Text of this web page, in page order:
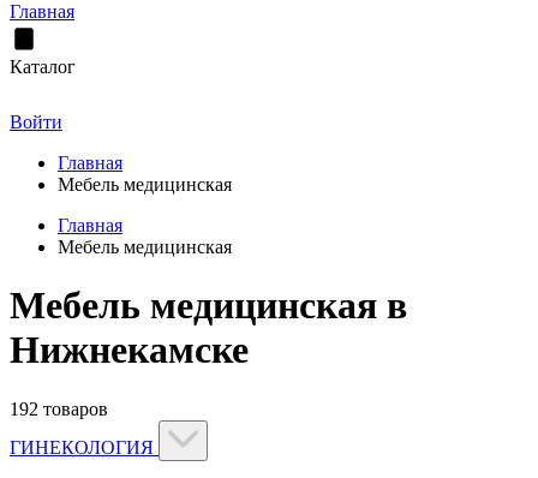
Главная
Каталог
Войти
Главная
Мебель медицинская
Главная
Мебель медицинская
Мебель медицинская в
Нижнекамске
192 товаров
ГИНЕКОЛОГИЯ